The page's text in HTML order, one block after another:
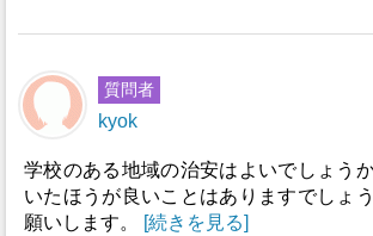
質問者
kyok
学校のある地域の治安はよいでしょう
いたほうが良いことはありますでしょ
願いします。
[続きを見る]